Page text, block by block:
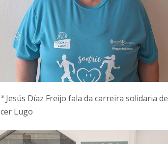
Jesús Díaz Freijo fala da carreira solidaria de
Lugo